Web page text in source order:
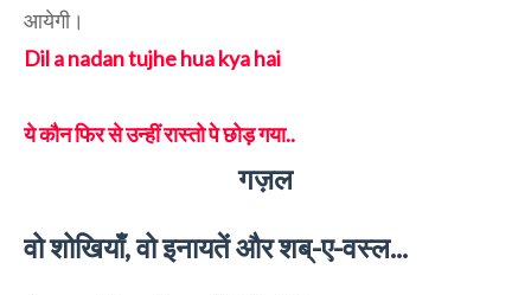
आयेगी।
Dil a nadan tujhe hua kya hai
ये कौन फिर से उन्हीं रास्तो पे छोड़ गया..
गज़ल
वो शोखियाँ, वो इनायतें और शब्-ए-वस्ल...